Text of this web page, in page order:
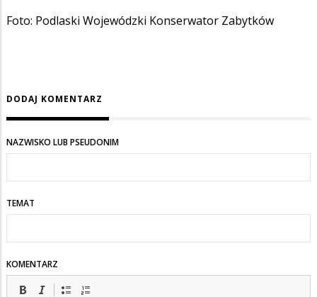
Foto: Podlaski Wojewódzki Konserwator Zabytków
DODAJ KOMENTARZ
NAZWISKO LUB PSEUDONIM
TEMAT
KOMENTARZ